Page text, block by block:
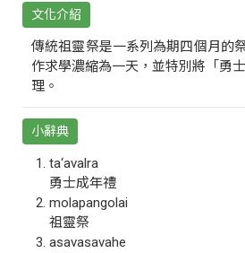
文化介紹
傳統祖靈祭是一系列為期四個月的
作求學濃縮為一天，並特別將「勇
理。
小辭典
ta‘avalra
勇士成年禮
molapangolai
祖靈祭
asavasavahe